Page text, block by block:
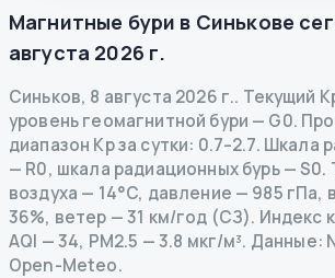
Магнитные бури в Синькове
августа 2026 г.
Синьков, 8 августа 2026 г.. Текущий
уровень геомагнитной бури — G0.
диапазон Kp за сутки: 0.7–2.7. Шкала
— R0, шкала радиационных бурь— S0.
воздуха — 14°C, давление — 985 гПа,
36%, ветер — 31 км/год (СЗ). Индекс
AQI — 34, PM2.5 — 3.8 мкг/м³. Данные:
Open-Meteo.